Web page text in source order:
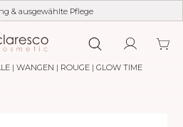
& ausgewählte Pflege
|WANGEN | ROUGE | GLOW TIME